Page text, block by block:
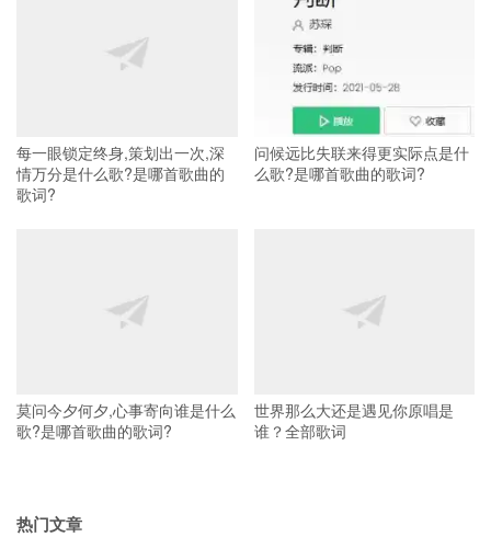
每一眼锁定终身,策划出一次,深
情万分是什么歌?是哪首歌曲的
歌词?
问候远比失联来得更实际点是什
么歌?是哪首歌曲的歌词?
莫问今夕何夕,心事寄向谁是什么
歌?是哪首歌曲的歌词?
世界那么大还是遇见你原唱是
谁？全部歌词
热门文章